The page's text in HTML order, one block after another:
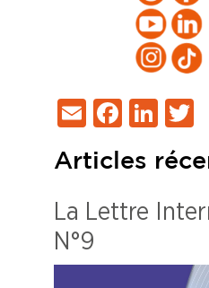
Email
Articles
La Lettre
N°9